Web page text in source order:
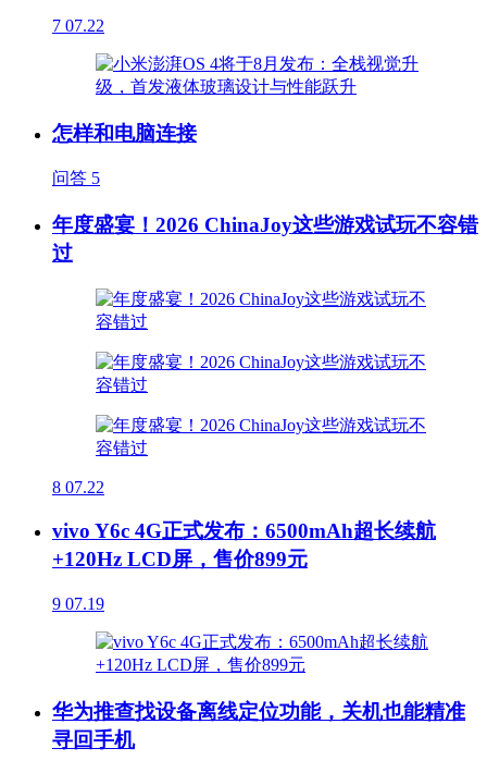
7 07.22
怎样和电脑连接
问答 5
年度盛宴！2026 ChinaJoy这些游戏试玩不容错
过
8 07.22
vivo Y6c 4G正式发布：6500mAh超长续航
+120Hz LCD屏，售价899元
9 07.19
华为推查找设备离线定位功能，关机也能精准
寻回手机